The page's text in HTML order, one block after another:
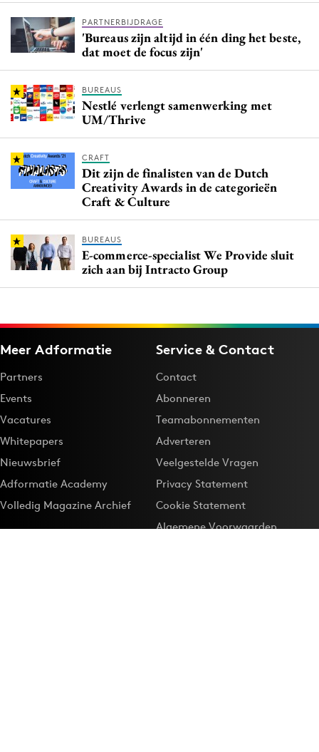
PARTNERBIJDRAGE
'Bureaus zijn altijd in één ding het beste,
dat moet de focus zijn'
BUREAUS
Nestlé verlengt samenwerking met
UM/Thrive
CRAFT
Dit zijn de finalisten van de Dutch
Creativity Awards in de categorieën
Craft & Culture
BUREAUS
E-commerce-specialist We Provide sluit
zich aan bij Intracto Group
Meer Adformatie
Partners
Events
Vacatures
Whitepapers
Nieuwsbrief
Adformatie Academy
Volledig Magazine Archief
Service & Contact
Contact
Abonneren
Teamabonnementen
Adverteren
Veelgestelde Vragen
Privacy Statement
Cookie Statement
Algemene Voorwaarden